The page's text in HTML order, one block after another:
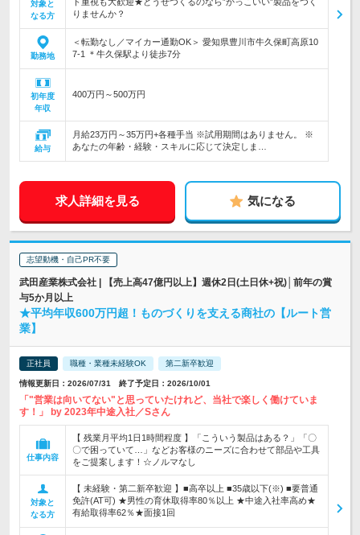
対象と
なる方
りませんか？
勤務地
＜転勤なし／マイカー通勤OK＞ 愛知県豊川市牛久保町高原10
7-1 ＊牛久保駅より徒歩7分
初年度
年収
400万円～500万円
給与
月給23万円～35万円+各種手当 ※試用期間はありません。 ※
あなたの年齢・経験・スキルに応じて決定しま…
求人詳細を見る 気になる
志望動機・自己PR不要
武田産業株式会社 | 【売上高47億円以上】週休2日(土日休+祝)│前年の賞
与5か月以上
★平均年収600万円超！ものづくりを支える商社の【ルート営
業】
正社員 職種・業種未経験OK 第二新卒歓迎
情報更新日：2026/07/31 終了予定日：2026/10/01
「"営業は向いてない"と思っていたけれど、当社で楽しく働けていま
す！」 by 2023年中途入社／Sさん
仕事内容
【 残業月平均1日1時間程度 】「こういう製品はある？」「〇
〇で困っていて…」などお客様のニーズに合わせて部品や工具
をご提案します！☆ノルマなし
対象と
なる方
【 未経験・第二新卒歓迎 】■高卒以上 ■35歳以下(※) ■要普通
免許(AT可) ★男性の育休取得率80％以上 ★中途入社率高め★
有給取得率62％★面接1回